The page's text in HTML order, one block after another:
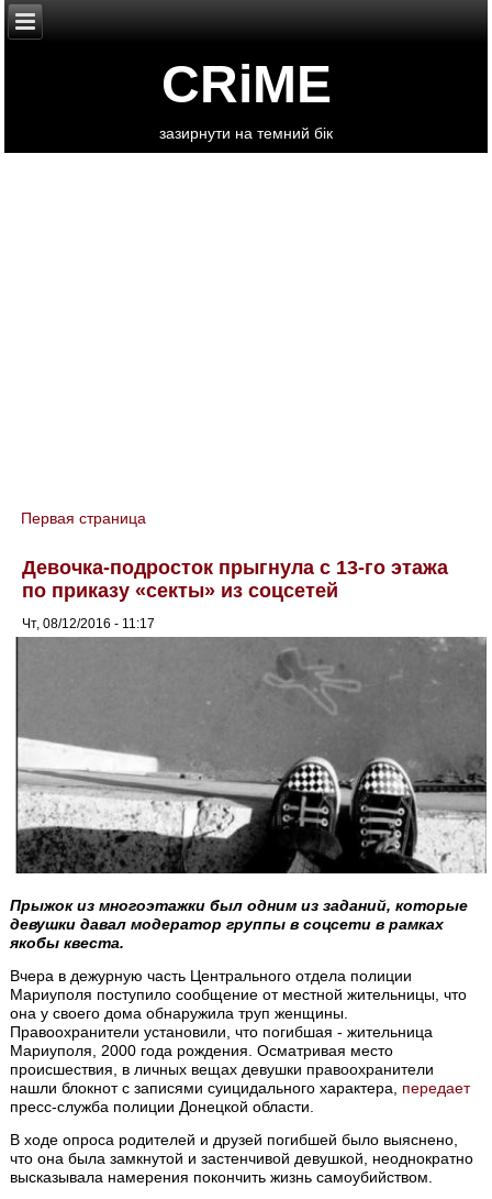
CRiME
зазирнути на темний бік
You are here
Первая страница
Девочка-подросток прыгнула с 13-го этажа
по приказу «секты» из соцсетей
Чт, 08/12/2016 - 11:17
Прыжок из многоэтажки был одним из заданий, которые
девушки давал модератор группы в соцсети в рамках
якобы квеста.
Вчера в дежурную часть Центрального отдела полиции
Мариуполя поступило сообщение от местной жительницы, что
она у своего дома обнаружила труп женщины.
Правоохранители установили, что погибшая - жительница
Мариуполя, 2000 года рождения. Осматривая место
происшествия, в личных вещах девушки правоохранители
нашли блокнот с записями суицидального характера, передает
пресс-служба полиции Донецкой области.
В ходе опроса родителей и друзей погибшей было выяснено,
что она была замкнутой и застенчивой девушкой, неоднократно
высказывала намерения покончить жизнь самоубийством.